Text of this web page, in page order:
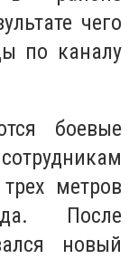
чего
по каналу
боевые
метров
После
новый